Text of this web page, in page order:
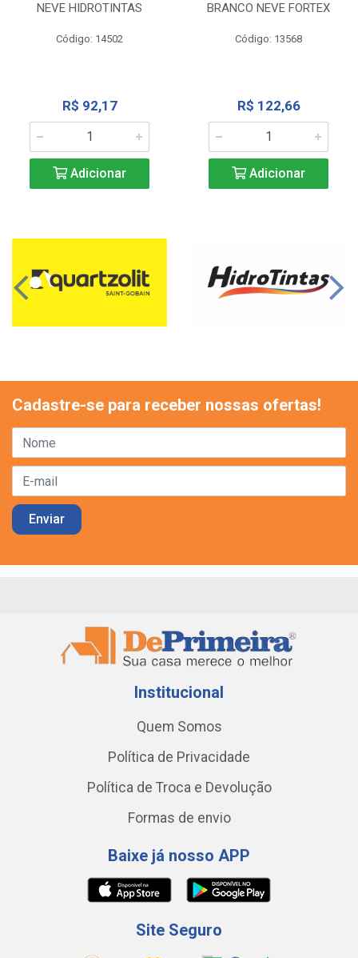
NEVE HIDROTINTAS
Código: 14502
R$ 92,17
Adicionar
BRANCO NEVE FORTEX
Código: 13568
R$ 122,66
Adicionar
Cadastre-se para receber nossas ofertas!
Institucional
Quem Somos
Política de Privacidade
Política de Troca e Devolução
Formas de envio
Baixe já nosso APP
Site Seguro